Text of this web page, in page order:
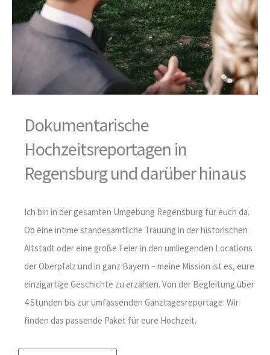
Dokumentarische
Hochzeitsreportagen in
Regensburg und darüber hinaus
Ich bin in der gesamten Umgebung Regensburg für euch da.
Ob eine intime standesamtliche Trauung in der historischen
Altstadt oder eine große Feier in den umliegenden Locations
der Oberpfalz und in ganz Bayern – meine Mission ist es, eure
einzigartige Geschichte zu erzählen. Von der Begleitung über
4 Stunden bis zur umfassenden Ganztagesreportage: Wir
finden das passende Paket für eure Hochzeit.